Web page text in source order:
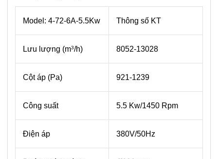
Model: 4-72-6A-5.5Kw Thông số KT
Lưu lượng (m3/h) 8052-13028
Cột áp (Pa) 921-1239
Công suất 5.5 Kw/1450 Rpm
Điện áp 380V/50Hz